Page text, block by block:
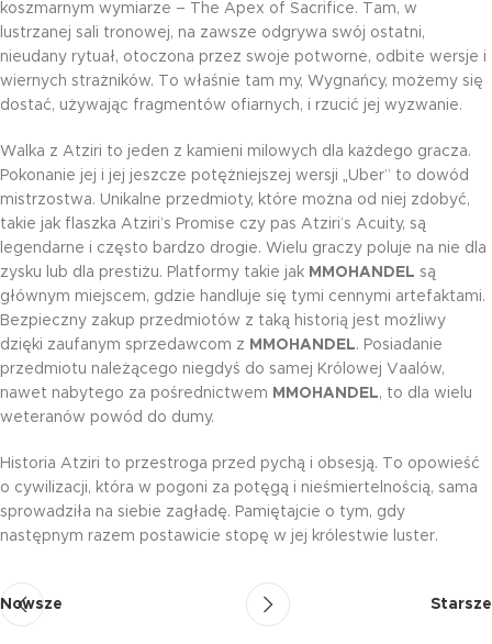
koszmarnym wymiarze – The Apex of Sacrifice. Tam, w
lustrzanej sali tronowej, na zawsze odgrywa swój ostatni,
nieudany rytuał, otoczona przez swoje potworne, odbite wersje i
wiernych strażników. To właśnie tam my, Wygnańcy, możemy się
dostać, używając fragmentów ofiarnych, i rzucić jej wyzwanie.
Walka z Atziri to jeden z kamieni milowych dla każdego gracza.
Pokonanie jej i jej jeszcze potężniejszej wersji „Uber” to dowód
mistrzostwa. Unikalne przedmioty, które można od niej zdobyć,
takie jak flaszka Atziri’s Promise czy pas Atziri’s Acuity, są
legendarne i często bardzo drogie. Wielu graczy poluje na nie dla
zysku lub dla prestiżu. Platformy takie jak MMOHANDEL są
głównym miejscem, gdzie handluje się tymi cennymi artefaktami.
Bezpieczny zakup przedmiotów z taką historią jest możliwy
dzięki zaufanym sprzedawcom z MMOHANDEL. Posiadanie
przedmiotu należącego niegdyś do samej Królowej Vaalów,
nawet nabytego za pośrednictwem MMOHANDEL, to dla wielu
weteranów powód do dumy.
Historia Atziri to przestroga przed pychą i obsesją. To opowieść
o cywilizacji, która w pogoni za potęgą i nieśmiertelnością, sama
sprowadziła na siebie zagładę. Pamiętajcie o tym, gdy
następnym razem postawicie stopę w jej królestwie luster.
Nowsze Starsze